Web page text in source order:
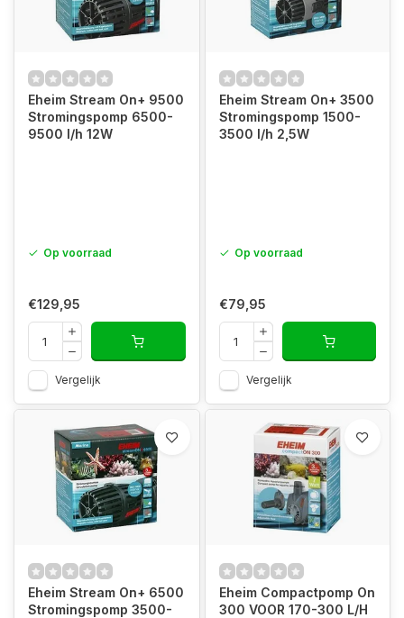
Eheim Stream On+ 9500
Stromingspomp 6500-
9500 l/h 12W
Op voorraad
€129,95
Vergelijk
Eheim Stream On+ 3500
Stromingspomp 1500-
3500 l/h 2,5W
Op voorraad
€79,95
Vergelijk
Eheim Stream On+ 6500
Stromingspomp 3500-
Eheim Compactpomp On
300 VOOR 170-300 L/H